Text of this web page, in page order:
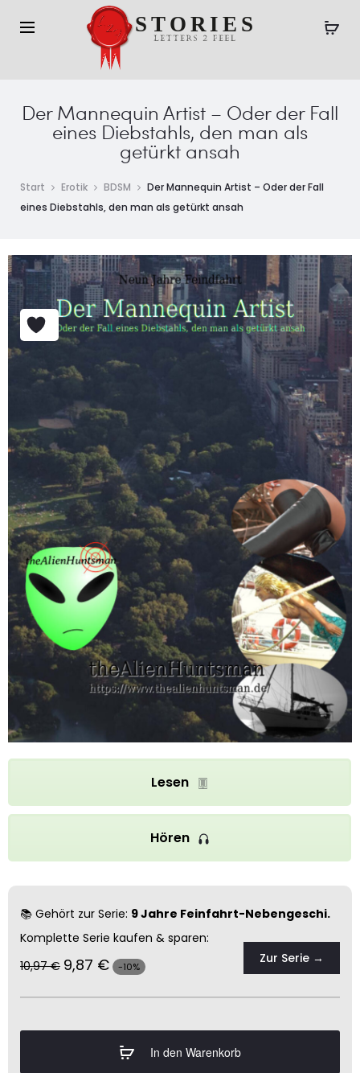
Der Mannequin Artist – Oder der Fall
eines Diebstahls, den man als
getürkt ansah
Start Erotik BDSM
Der Mannequin Artist – Oder der Fall
eines Diebstahls, den man als getürkt ansah
Lesen
Hören
📚 Gehört zur Serie: 9 Jahre Feinfahrt-Nebengeschi.
Komplette Serie kaufen & sparen:
10,97€ 9,87 € -10%
Zur Serie →
In den Warenkorb